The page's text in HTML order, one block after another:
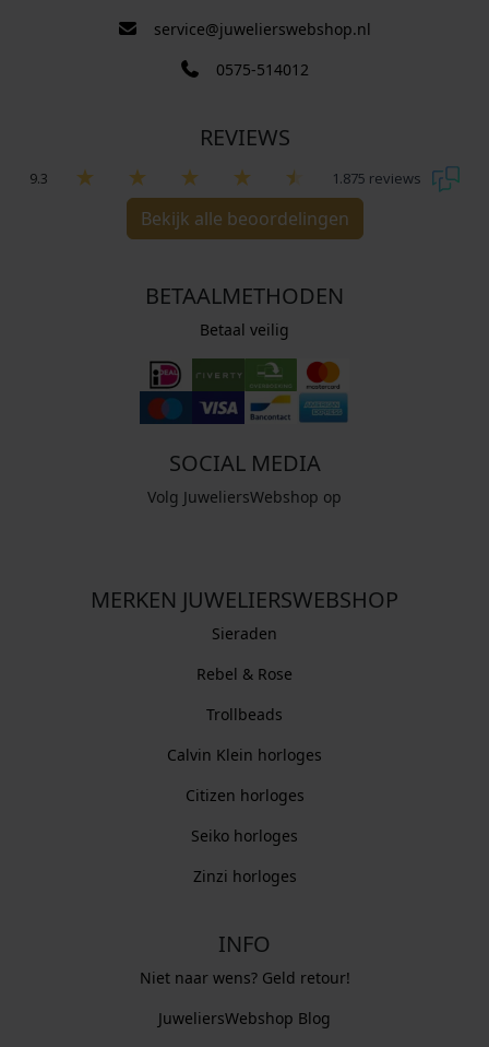
service@juwelierswebshop.nl
0575-514012
REVIEWS
9.3 1.875 reviews
Bekijk alle beoordelingen
BETAALMETHODEN
Betaal veilig
SOCIAL MEDIA
Volg JuweliersWebshop op
MERKEN JUWELIERSWEBSHOP
Sieraden
Rebel & Rose
Trollbeads
Calvin Klein horloges
Citizen horloges
Seiko horloges
Zinzi horloges
INFO
Niet naar wens? Geld retour!
JuweliersWebshop Blog